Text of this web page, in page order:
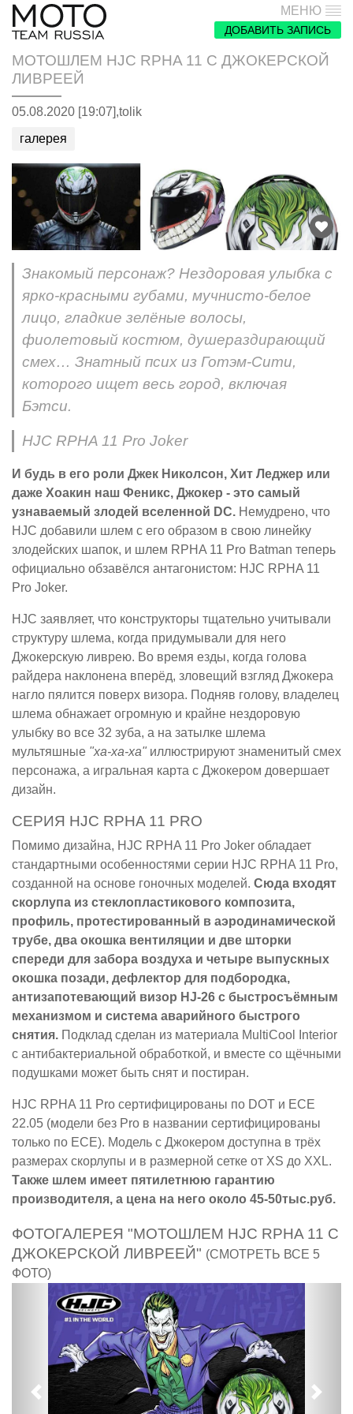
МЕНЮ
ДОБАВИТЬ ЗАПИСЬ
МОТОШЛЕМ HJC RPHA 11 С ДЖОКЕРСКОЙ
ЛИВРЕЕЙ
05.08.2020 [19:07],tolik
галерея
Знакомый персонаж? Нездоровая улыбка с
ярко-красными губами, мучнисто-белое
лицо, гладкие зелёные волосы,
фиолетовый костюм, душераздирающий
смех… Знатный псих из Готэм-Сити,
которого ищет весь город, включая
Бэтси.
HJC RPHA 11 Pro Joker
И будь в его роли Джек Николсон, Хит Леджер или
даже Хоакин наш Феникс, Джокер - это самый
узнаваемый злодей вселенной DC. Немудрено, что
HJC добавили шлем с его образом в свою линейку
злодейских шапок, и шлем RPHA 11 Pro Batman теперь
официально обзавёлся антагонистом: HJC RPHA 11
Pro Joker.
HJC заявляет, что конструкторы тщательно учитывали
структуру шлема, когда придумывали для него
Джокерскую ливрею. Во время езды, когда голова
райдера наклонена вперёд, зловещий взгляд Джокера
нагло пялится поверх визора. Подняв голову, владелец
шлема обнажает огромную и крайне нездоровую
улыбку во все 32 зуба, а на затылке шлема
мультяшные "ха-ха-ха" иллюстрируют знаменитый смех
персонажа, а игральная карта с Джокером довершает
дизайн.
СЕРИЯ HJC RPHA 11 PRO
Помимо дизайна, HJC RPHA 11 Pro Joker обладает
стандартными особенностями серии HJC RPHA 11 Pro,
созданной на основе гоночных моделей. Сюда входят
скорлупа из стеклопластикового композита,
профиль, протестированный в аэродинамической
трубе, два окошка вентиляции и две шторки
спереди для забора воздуха и четыре выпускных
окошка позади, дефлектор для подбородка,
антизапотевающий визор HJ-26 с быстросъёмным
механизмом и система аварийного быстрого
снятия. Подклад сделан из материала MultiCool Interior
с антибактериальной обработкой, и вместе со щёчными
подушками может быть снят и постиран.
HJC RPHA 11 Pro сертифицированы по DOT и ECE
22.05 (модели без Pro в названии сертифицированы
только по ECE). Модель с Джокером доступна в трёх
размерах скорлупы и в размерной сетке от XS до XXL.
Также шлем имеет пятилетнюю гарантию
производителя, а цена на него около 45-50тыс.руб.
ФОТОГАЛЕРЕЯ "МОТОШЛЕМ HJC RPHA 11 С
ДЖОКЕРСКОЙ ЛИВРЕЕЙ" (СМОТРЕТЬ ВСЕ 5
ФОТО)
Предыдущий